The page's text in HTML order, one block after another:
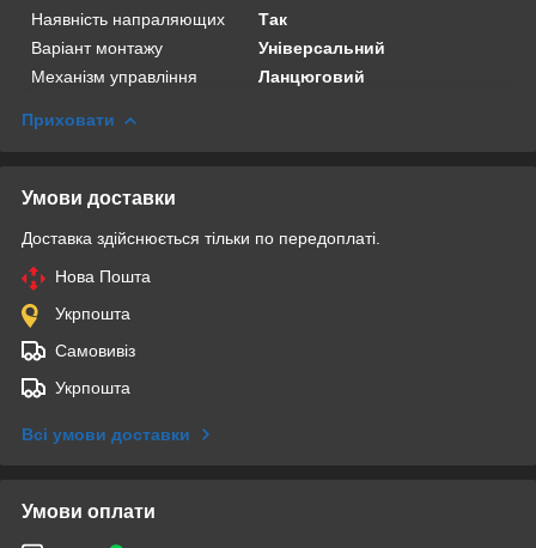
Наявність напраляющих
Так
Варіант монтажу
Універсальний
Механізм управління
Ланцюговий
Приховати
Умови доставки
Доставка здійснюється тільки по передоплаті.
Нова Пошта
Укрпошта
Самовивіз
Укрпошта
Всі умови доставки
Умови оплати